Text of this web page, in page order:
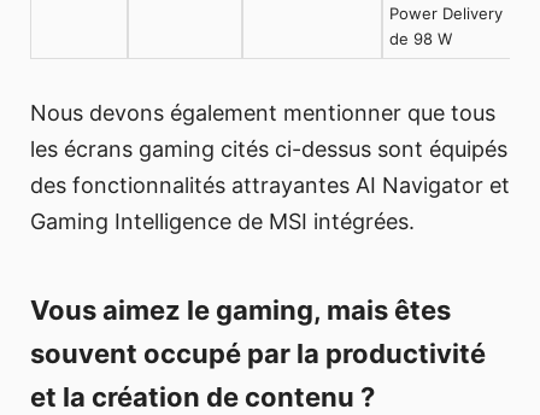
Power Delivery
de 98 W
Nous devons également mentionner que tous
les écrans gaming cités ci-dessus sont équipés
des fonctionnalités attrayantes AI Navigator et
Gaming Intelligence de MSI intégrées.
Vous aimez le gaming, mais êtes
souvent occupé par la productivité
et la création de contenu ?